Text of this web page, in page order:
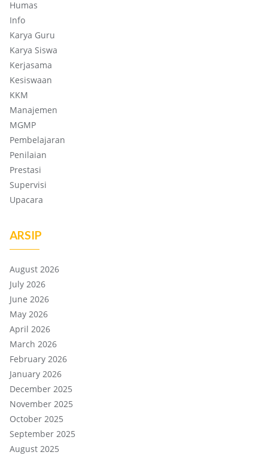
Humas
Info
Karya Guru
Karya Siswa
Kerjasama
Kesiswaan
KKM
Manajemen
MGMP
Pembelajaran
Penilaian
Prestasi
Supervisi
Upacara
ARSIP
August 2026
July 2026
June 2026
May 2026
April 2026
March 2026
February 2026
January 2026
December 2025
November 2025
October 2025
September 2025
August 2025